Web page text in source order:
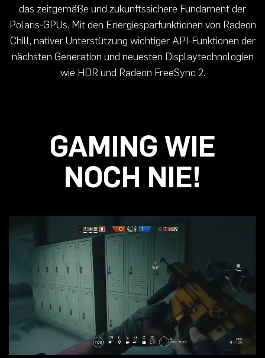
das zeitgemäße und zukunftssichere Fundament der
Polaris-GPUs. Mit den Energiesparfunktionen von Radeon
Chill, nativer Unterstützung wichtiger API-Funktionen der
nächsten Generation und neuesten Displaytechnologien
wie HDR und Radeon FreeSync 2.
GAMING WIE
NOCH NIE!